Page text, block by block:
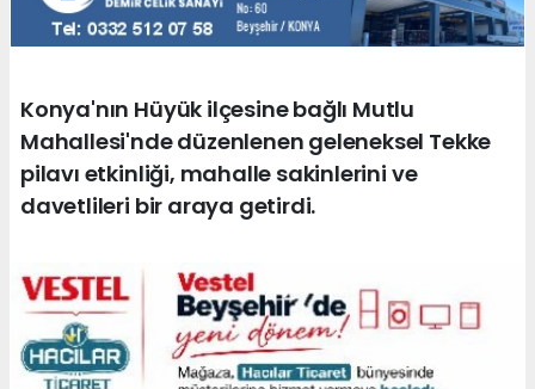
Konya'nın Hüyük ilçesine bağlı Mutlu
Mahallesi'nde düzenlenen geleneksel Tekke
pilavı etkinliği, mahalle sakinlerini ve
davetlileri bir araya getirdi.